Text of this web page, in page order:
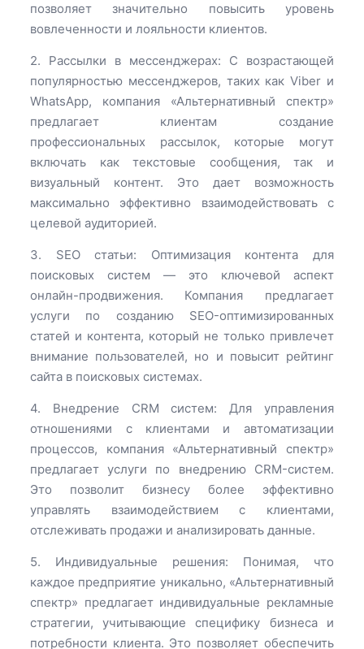
позволяет значительно повысить уровень
вовлеченности и лояльности клиентов.
2. Рассылки в мессенджерах: С возрастающей
популярностью мессенджеров, таких как Viber и
WhatsApp, компания «Альтернативный спектр»
предлагает клиентам создание
профессиональных рассылок, которые могут
включать как текстовые сообщения, так и
визуальный контент. Это дает возможность
максимально эффективно взаимодействовать с
целевой аудиторией.
3. SEO статьи: Оптимизация контента для
поисковых систем — это ключевой аспект
онлайн-продвижения. Компания предлагает
услуги по созданию SEO-оптимизированных
статей и контента, который не только привлечет
внимание пользователей, но и повысит рейтинг
сайта в поисковых системах.
4. Внедрение CRM систем: Для управления
отношениями с клиентами и автоматизации
процессов, компания «Альтернативный спектр»
предлагает услуги по внедрению CRM-систем.
Это позволит бизнесу более эффективно
управлять взаимодействием с клиентами,
отслеживать продажи и анализировать данные.
5. Индивидуальные решения: Понимая, что
каждое предприятие уникально, «Альтернативный
спектр» предлагает индивидуальные рекламные
стратегии, учитывающие специфику бизнеса и
потребности клиента. Это позволяет обеспечить